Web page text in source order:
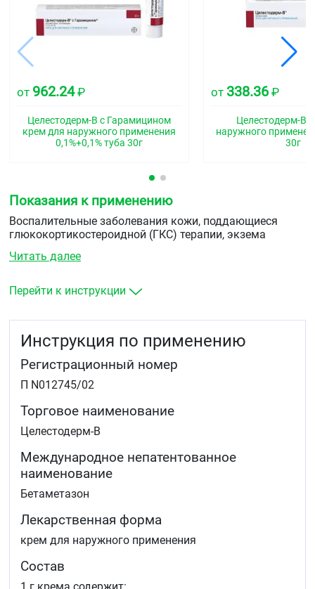
от 962.24₽
Целестодерм-В с Гарамицином
крем для наружного применения
0,1%+0,1% туба 30г
от 338.36 ₽
Целестодерм-В
наружного
30г
Показания к применению
Воспалительные заболевания кожи, поддающиеся
глюкокортикостероидной (ГКС) терапии, экзема
дерматит, себорейный дерматит, нейродермит,
лучевой дерматит, интертригинозный дерматит,
Читать далее
Перейти к инструкции
Инструкция по применению
Регистрационный номер
П N012745/02
Торговое наименование
Целестодерм-В
Международное непатентованное
наименование
Бетаметазон
Лекарственная форма
крем для наружного применения
Состав